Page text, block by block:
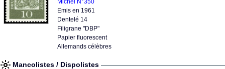
Michel N°350
Emis en 1961
Dentelé 14
Filigrane "DBP"
Papier fluorescent
Allemands célèbres
Mancolistes / Dispolistes